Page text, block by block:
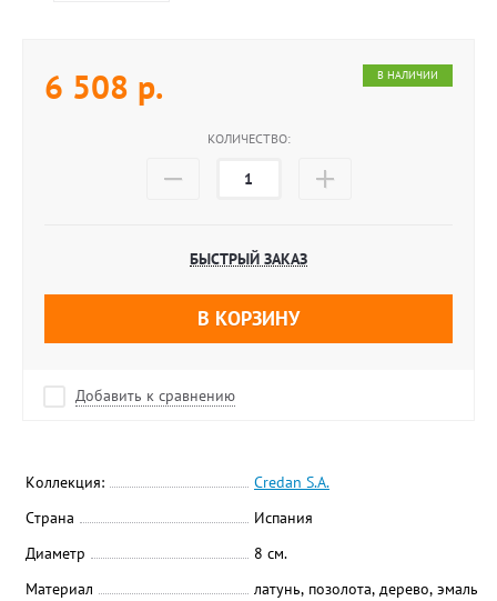
Коллекция:
Credan S.A.
Страна
Испания
Диаметр
8 см.
Материал
латунь, позолота, дерево, эмаль
6 508 р. В НАЛИЧИИ
КОЛИЧЕСТВО:
БЫСТРЫЙ ЗАКАЗ
В КОРЗИНУ
Добавить к сравнению